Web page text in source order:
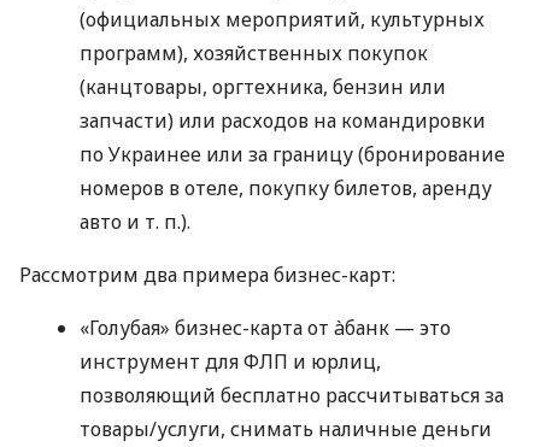
(официальных мероприятий, культурных
программ), хозяйственных покупок
(канцтовары, оргтехника, бензин или
запчасти) или расходов на командировки
по Украинее или за границу (бронирование
номеров в отеле, покупку билетов, аренду
авто и т. п.).
Рассмотрим два примера бизнес-карт:
«Голубая» бизнес-карта от àбанк — это
инструмент для ФЛП и юрлиц,
позволяющий бесплатно рассчитываться за
товары/услуги, снимать наличные деньги